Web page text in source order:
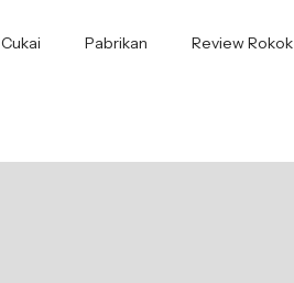
Cukai Pabrikan Review Rokok